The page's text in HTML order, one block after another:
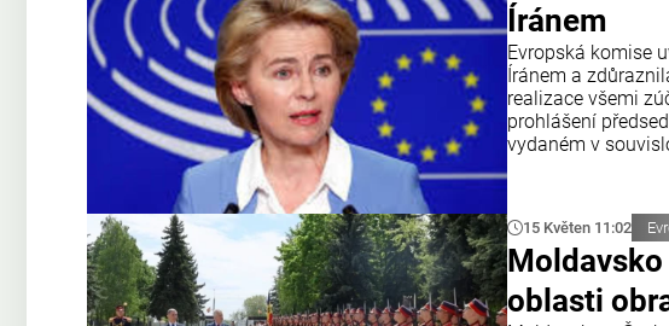
Íránem
Evropská komise
Íránem a
realizace všemi
prohlášení
vydaném v
15 Květen 11:02
oblasti